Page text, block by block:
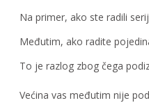
Na primer, ako ste radili
Međutim, ako radite
To je razlog zbog čega
Većina vas međutim nije